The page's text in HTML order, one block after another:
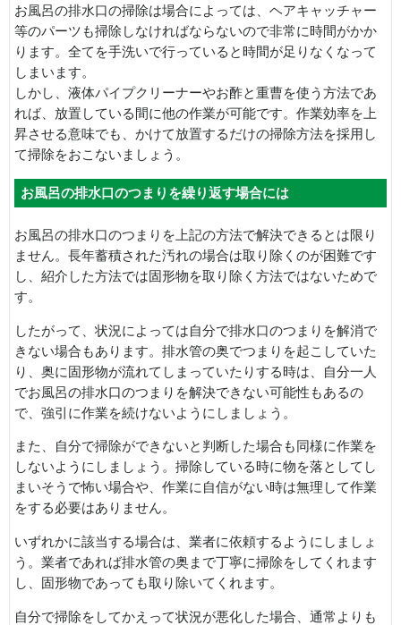
お風呂の排水口の掃除は場合によっては、ヘアキャッチャー
等のパーツも掃除しなければならないので非常に時間がかか
ります。全てを手洗いで行っていると時間が足りなくなって
しまいます。
しかし、液体パイプクリーナーやお酢と重曹を使う方法であ
れば、放置している間に他の作業が可能です。作業効率を上
昇させる意味でも、かけて放置するだけの掃除方法を採用し
て掃除をおこないましょう。
お風呂の排水口のつまりを繰り返す場合には
お風呂の排水口のつまりを上記の方法で解決できるとは限り
ません。長年蓄積された汚れの場合は取り除くのが困難です
し、紹介した方法では固形物を取り除く方法ではないためで
す。
したがって、状況によっては自分で排水口のつまりを解消で
きない場合もあります。排水管の奥でつまりを起こしていた
り、奥に固形物が流れてしまっていたりする時は、自分一人
でお風呂の排水口のつまりを解決できない可能性もあるの
で、強引に作業を続けないようにしましょう。
また、自分で掃除ができないと判断した場合も同様に作業を
しないようにしましょう。掃除している時に物を落としてし
まいそうで怖い場合や、作業に自信がない時は無理して作業
をする必要はありません。
いずれかに該当する場合は、業者に依頼するようにしましょ
う。業者であれば排水管の奥まで丁寧に掃除をしてくれます
し、固形物であっても取り除いてくれます。
自分で掃除をしてかえって状況が悪化した場合、通常よりも